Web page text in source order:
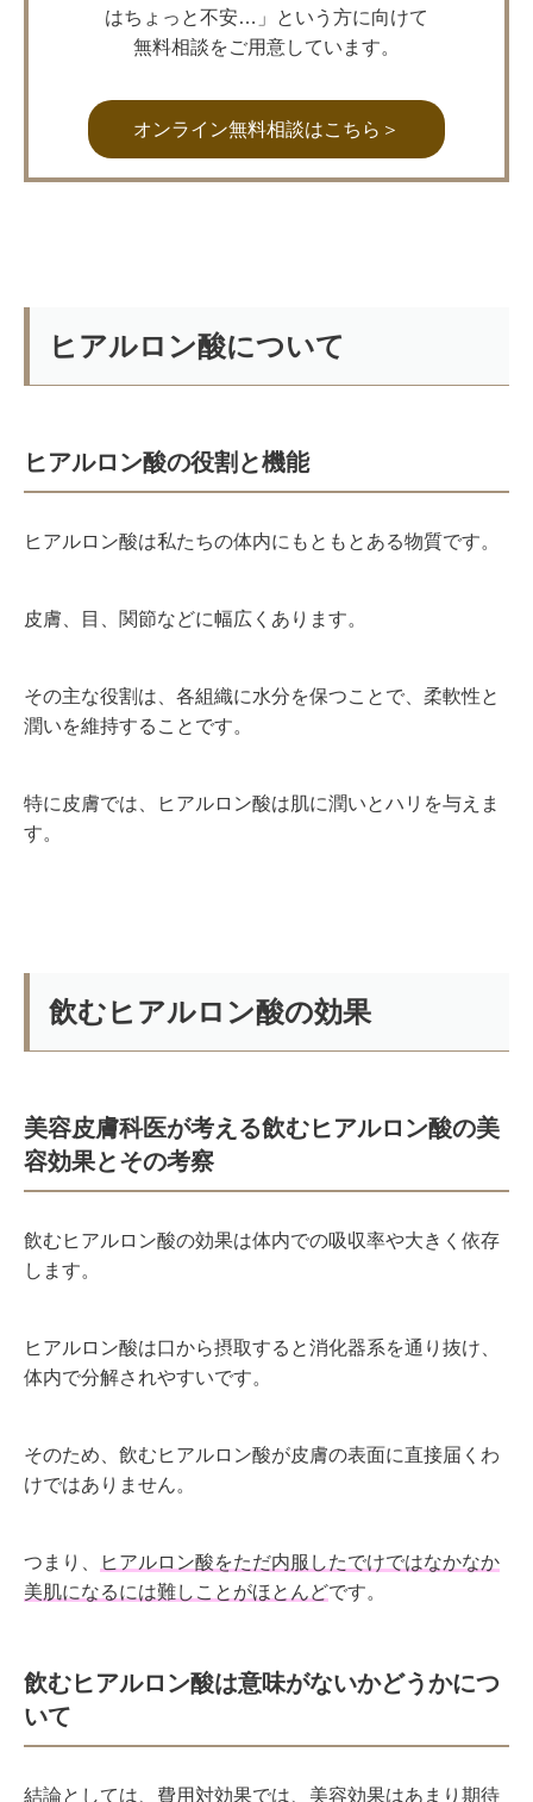
はちょっと不安…」という方に向けて
無料相談をご用意しています。
オンライン無料相談はこちら＞
ヒアルロン酸について
ヒアルロン酸の役割と機能
ヒアルロン酸は私たちの体内にもともとある物質です。
皮膚、目、関節などに幅広くあります。
その主な役割は、各組織に水分を保つことで、柔軟性と
潤いを維持することです。
特に皮膚では、ヒアルロン酸は肌に潤いとハリを与えま
す。
飲むヒアルロン酸の効果
美容皮膚科医が考える飲むヒアルロン酸の美
容効果とその考察
飲むヒアルロン酸の効果は体内での吸収率や大きく依存
します。
ヒアルロン酸は口から摂取すると消化器系を通り抜け、
体内で分解されやすいです。
そのため、飲むヒアルロン酸が皮膚の表面に直接届くわ
けではありません。
つまり、
ヒアルロン酸をただ内服したでけではなかなか
美肌になるには難しことがほとんどです。
飲むヒアルロン酸は意味がないかどうかにつ
いて
結論としては、費用対効果では、美容効果はあまり期待